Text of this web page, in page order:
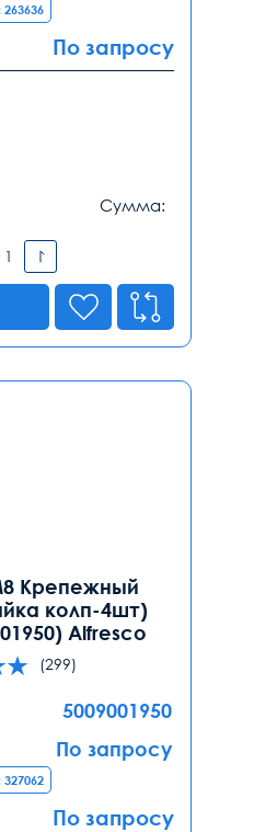
263636
По запросу
Сумма:
Крепежный
колп-4шт)
Alfresco
(299)
5009001950
По запросу
327062
По запросу